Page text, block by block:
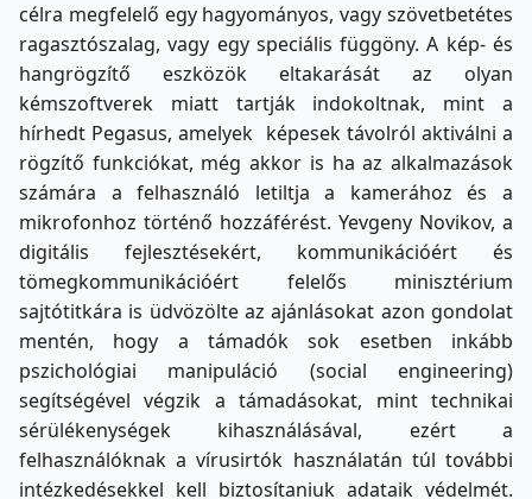
célra megfelelő egy hagyományos, vagy szövetbetétes
ragasztószalag, vagy egy speciális függöny. A kép- és
hangrögzítő eszközök eltakarását az olyan
kémszoftverek miatt tartják indokoltnak, mint a
hírhedt Pegasus, amelyek képesek távolról aktiválni a
rögzítő funkciókat, még akkor is ha az alkalmazások
számára a felhasználó letiltja a kamerához és a
mikrofonhoz történő hozzáférést. Yevgeny Novikov, a
digitális fejlesztésekért, kommunikációért és
tömegkommunikációért felelős minisztérium
sajtótitkára is üdvözölte az ajánlásokat azon gondolat
mentén, hogy a támadók sok esetben inkább
pszichológiai manipuláció (social engineering)
segítségével végzik a támadásokat, mint technikai
sérülékenységek kihasználásával, ezért a
felhasználóknak a vírusirtók használatán túl további
intézkedésekkel kell biztosítaniuk adataik védelmét.